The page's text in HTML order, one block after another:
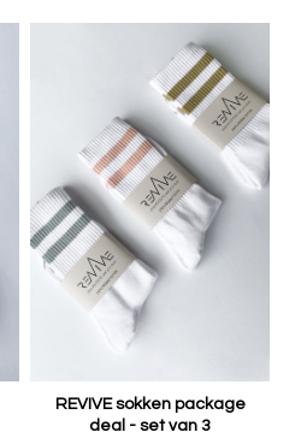
REVIVE sokken package
deal - set van 3